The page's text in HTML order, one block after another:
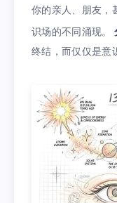
你的亲人、朋友，
识场的不同涌现。
终结，而仅仅是意